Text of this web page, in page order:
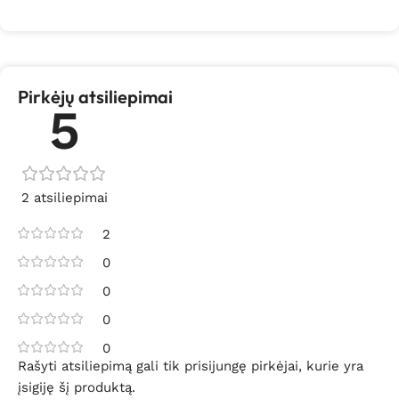
Pirkėjų atsiliepimai
5
2 atsiliepimai
2
0
0
0
0
Rašyti atsiliepimą gali tik prisijungę pirkėjai, kurie yra
įsigiję šį produktą.